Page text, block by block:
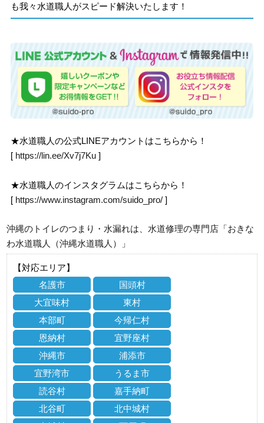
も我々水道職人がスピード解決いたします！
★水道職人の公式LINEアカウントはこちらから！
[ https://lin.ee/Xv7j7Ku ]
★水道職人のインスタグラムはこちらから！
[ https://www.instagram.com/suido_pro/ ]
沖縄のトイレのつまり・水漏れは、水道修理の専門店「おきな
わ水道職人（沖縄水道職人）」
【対応エリア】
名護市
国頭村
大宜味村
東村
本部町
今帰仁村
恩納村
宜野座村
沖縄市
浦添市
宜野湾市
うるま市
読谷村
嘉手納町
北谷町
北中城村